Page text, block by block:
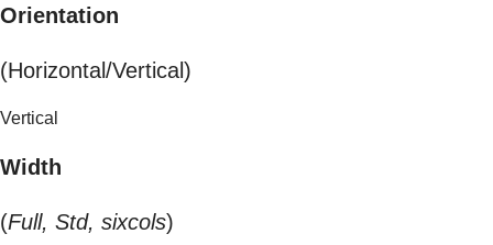
Orientation
(Horizontal/Vertical)
Vertical
Width
(Full, Std, sixcols)